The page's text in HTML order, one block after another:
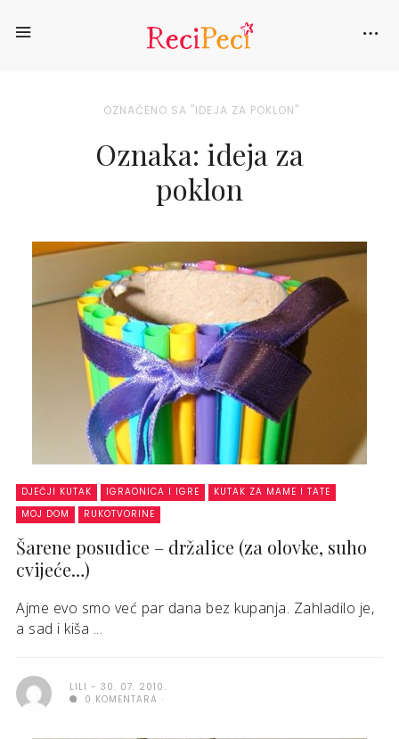
OZNAČENO SA "IDEJA ZA POKLON"
Oznaka: ideja za
poklon
DJEČJI KUTAK IGRAONICA I IGRE
KUTAK ZA MAME I TATE
MOJ DOM
RUKOTVORINE
Šarene posudice – držalice (za olovke, suho
cvijeće…)
Ajme evo smo već par dana bez kupanja. Zahladilo je,
a sad i kiša ...
LILI
30. 07. 2010.
0 KOMENTARA